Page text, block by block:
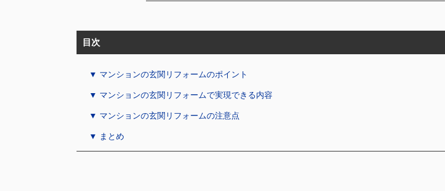
目次
▼ マンションの玄関リフォームのポイント
▼ マンションの玄関リフォームで実現できる内容
▼ マンションの玄関リフォームの注意点
▼ まとめ